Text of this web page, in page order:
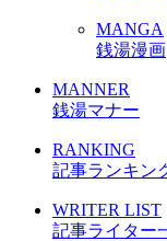
MANGA
銭湯漫画
MANNER
銭湯マナー
RANKING
記事ランキン
WRITER LIST
記事ライター